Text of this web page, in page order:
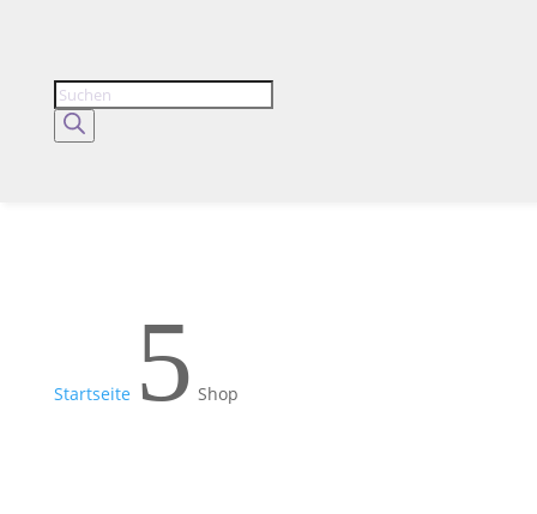
Products
search
Startseite 5 Shop